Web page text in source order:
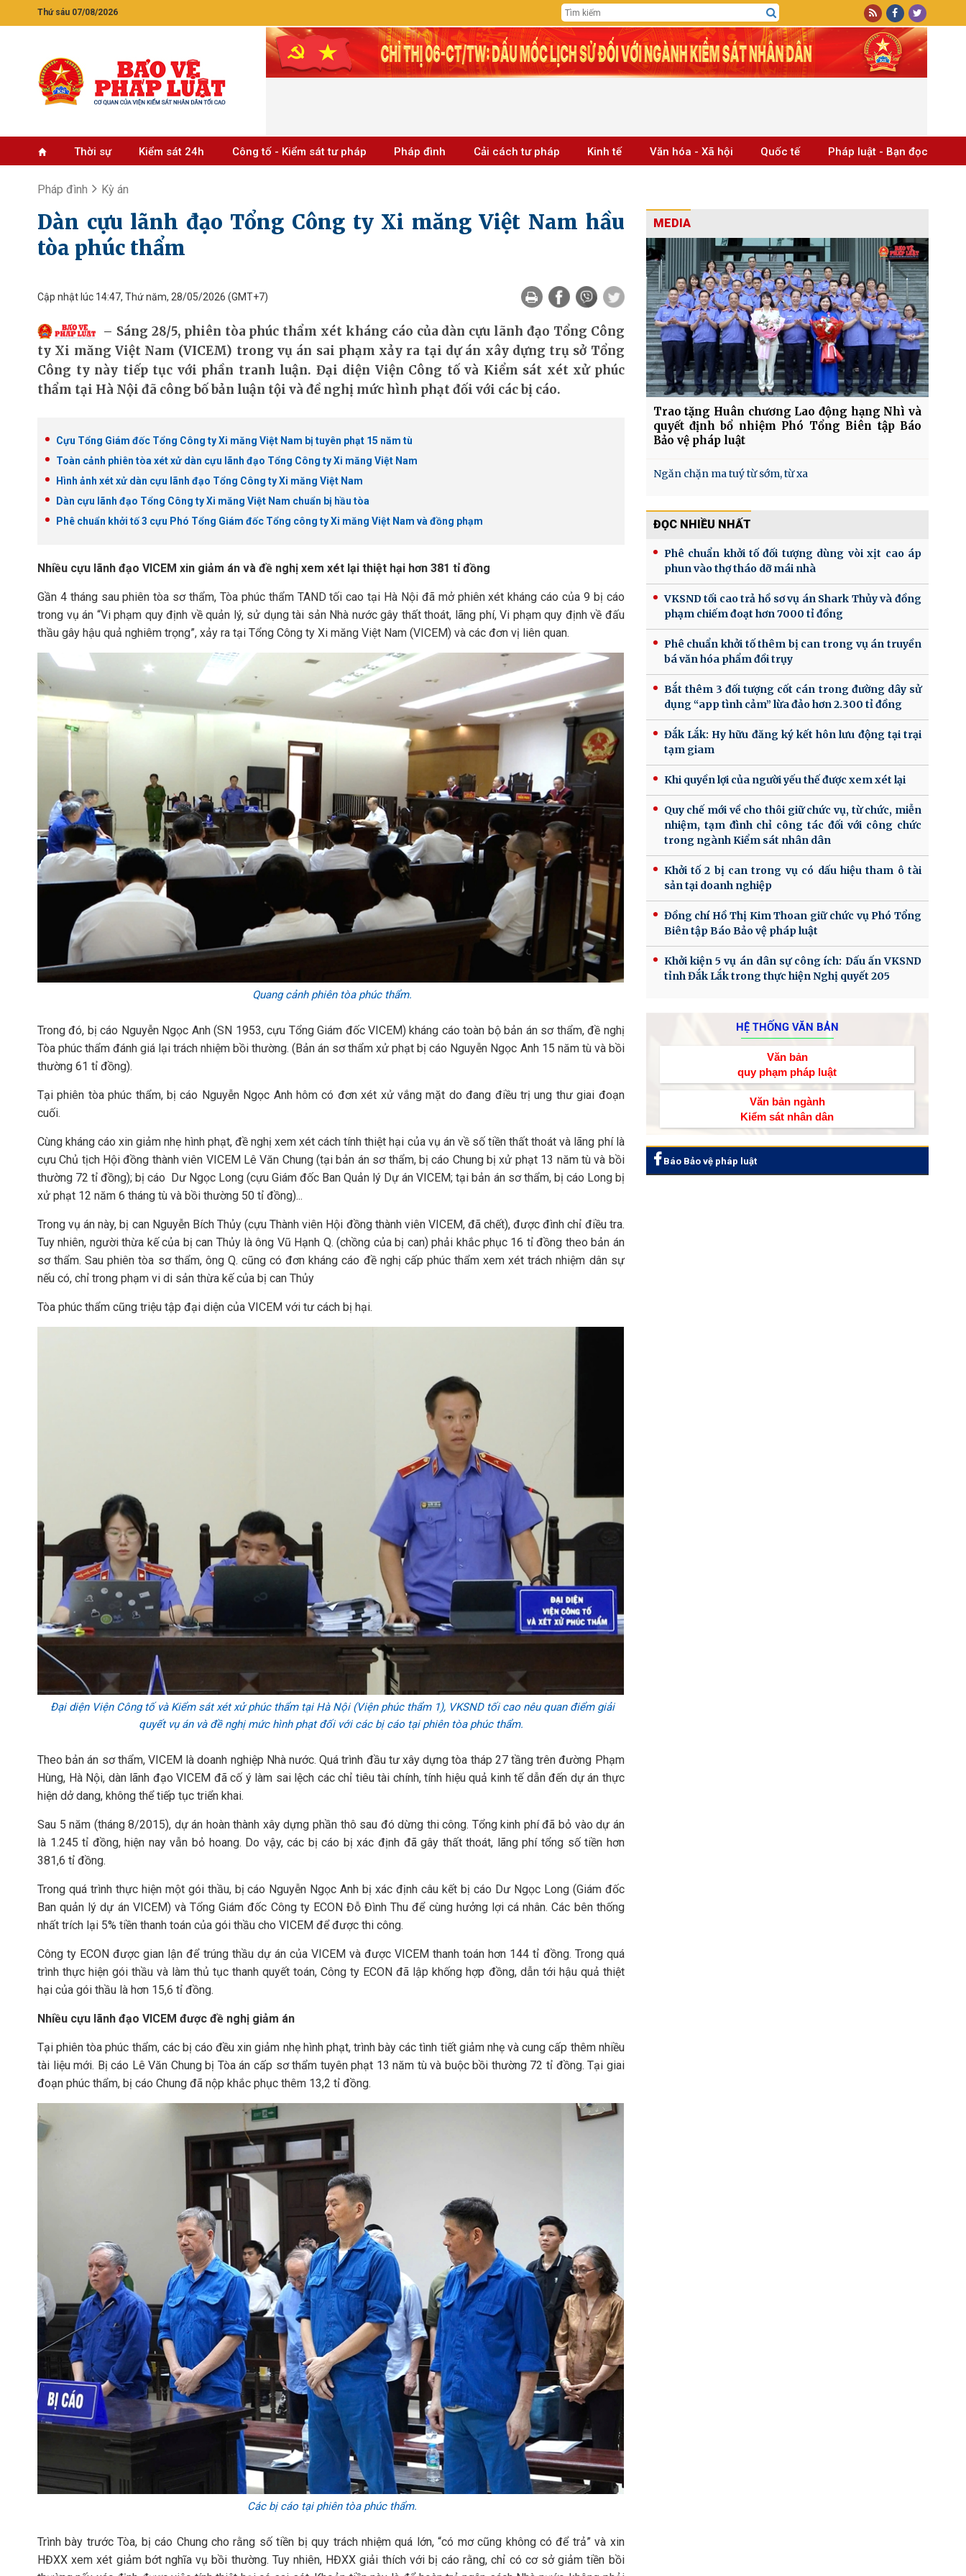
Thứ sáu 07/08/2026
Thời sự Kiểm sát 24h Công tố - Kiểm sát tư pháp Pháp đình Cải cách tư pháp Kinh tế Văn hóa - Xã hội Quốc tế Pháp luật - Bạn đọc
Pháp đình Kỳ án
Dàn cựu lãnh đạo Tổng Công ty Xi măng Việt Nam hầu
tòa phúc thẩm
Cập nhật lúc 14:47, Thứ năm, 28/05/2026 (GMT+7)
Sáng 28/5, phiên tòa phúc thẩm xét kháng cáo của dàn cựu lãnh đạo Tổng Công
ty Xi măng Việt Nam (VICEM) trong vụ án sai phạm xảy ra tại dự án xây dựng trụ sở Tổng
Công ty này tiếp tục với phần tranh luận. Đại diện Viện Công tố và Kiểm sát xét xử phúc
thẩm tại Hà Nội đã công bố bản luận tội và đề nghị mức hình phạt đối với các bị cáo.
Cựu Tổng Giám đốc Tổng Công ty Xi măng Việt Nam bị tuyên phạt 15 năm tù
Toàn cảnh phiên tòa xét xử dàn cựu lãnh đạo Tổng Công ty Xi măng Việt Nam
Hình ảnh xét xử dàn cựu lãnh đạo Tổng Công ty Xi măng Việt Nam
Dàn cựu lãnh đạo Tổng Công ty Xi măng Việt Nam chuẩn bị hầu tòa
Phê chuẩn khởi tố 3 cựu Phó Tổng Giám đốc Tổng công ty Xi măng Việt Nam và đồng phạm
Nhiều cựu lãnh đạo VICEM xin giảm án và đề nghị xem xét lại thiệt hại hơn 381 tỉ đồng
Gần 4 tháng sau phiên tòa sơ thẩm, Tòa phúc thẩm TAND tối cao tại Hà Nội đã mở phiên xét kháng cáo của 9 bị cáo
trong vụ án “Vi phạm quy định về quản lý, sử dụng tài sản Nhà nước gây thất thoát, lãng phí, Vi phạm quy định về đấu
thầu gây hậu quả nghiêm trọng”, xảy ra tại Tổng Công ty Xi măng Việt Nam (VICEM) và các đơn vị liên quan.
Quang cảnh phiên tòa phúc thẩm.
Trong đó, bị cáo Nguyễn Ngọc Anh (SN 1953, cựu Tổng Giám đốc VICEM) kháng cáo toàn bộ bản án sơ thẩm, đề nghị
Tòa phúc thẩm đánh giá lại trách nhiệm bồi thường. (Bản án sơ thẩm xử phạt bị cáo Nguyễn Ngọc Anh 15 năm tù và bồi
thường 61 tỉ đồng).
Tại phiên tòa phúc thẩm, bị cáo Nguyễn Ngọc Anh hôm có đơn xét xử vắng mặt do đang điều trị ung thư giai đoạn
cuối.
Cùng kháng cáo xin giảm nhẹ hình phạt, đề nghị xem xét cách tính thiệt hại của vụ án về số tiền thất thoát và lãng phí là
cựu Chủ tịch Hội đồng thành viên VICEM Lê Văn Chung (tại bản án sơ thẩm, bị cáo Chung bị xử phạt 13 năm tù và bồi
thường 72 tỉ đồng); bị cáo Dư Ngọc Long (cựu Giám đốc Ban Quản lý Dự án VICEM; tại bản án sơ thẩm, bị cáo Long bị
xử phạt 12 năm 6 tháng tù và bồi thường 50 tỉ đồng)...
Trong vụ án này, bị can Nguyễn Bích Thủy (cựu Thành viên Hội đồng thành viên VICEM, đã chết), được đình chỉ điều tra.
Tuy nhiên, người thừa kế của bị can Thủy là ông Vũ Hạnh Q. (chồng của bị can) phải khắc phục 16 tỉ đồng theo bản án
sơ thẩm. Sau phiên tòa sơ thẩm, ông Q. cũng có đơn kháng cáo đề nghị cấp phúc thẩm xem xét trách nhiệm dân sự
nếu có, chỉ trong phạm vi di sản thừa kế của bị can Thủy
Tòa phúc thẩm cũng triệu tập đại diện của VICEM với tư cách bị hại.
Đại diện Viện Công tố và Kiểm sát xét xử phúc thẩm tại Hà Nội (Viện phúc thẩm 1), VKSND tối cao nêu quan điểm giải
quyết vụ án và đề nghị mức hình phạt đối với các bị cáo tại phiên tòa phúc thẩm.
Theo bản án sơ thẩm, VICEM là doanh nghiệp Nhà nước. Quá trình đầu tư xây dựng tòa tháp 27 tầng trên đường Phạm
Hùng, Hà Nội, dàn lãnh đạo VICEM đã cố ý làm sai lệch các chỉ tiêu tài chính, tính hiệu quả kinh tế dẫn đến dự án thực
hiện dở dang, không thể tiếp tục triển khai.
Sau 5 năm (tháng 8/2015), dự án hoàn thành xây dựng phần thô sau đó dừng thi công. Tổng kinh phí đã bỏ vào dự án
là 1.245 tỉ đồng, hiện nay vẫn bỏ hoang. Do vậy, các bị cáo bị xác định đã gây thất thoát, lãng phí tổng số tiền hơn
381,6 tỉ đồng.
Trong quá trình thực hiện một gói thầu, bị cáo Nguyễn Ngọc Anh bị xác định câu kết bị cáo Dư Ngọc Long (Giám đốc
Ban quản lý dự án VICEM) và Tổng Giám đốc Công ty ECON Đỗ Đình Thu để cùng hưởng lợi cá nhân. Các bên thống
nhất trích lại 5% tiền thanh toán của gói thầu cho VICEM để được thi công.
Công ty ECON được gian lận để trúng thầu dự án của VICEM và được VICEM thanh toán hơn 144 tỉ đồng. Trong quá
trình thực hiện gói thầu và làm thủ tục thanh quyết toán, Công ty ECON đã lập khống hợp đồng, dẫn tới hậu quả thiệt
hại của gói thầu là hơn 15,6 tỉ đồng.
Nhiều cựu lãnh đạo VICEM được đề nghị giảm án
Tại phiên tòa phúc thẩm, các bị cáo đều xin giảm nhẹ hình phạt, trình bày các tình tiết giảm nhẹ và cung cấp thêm nhiều
tài liệu mới. Bị cáo Lê Văn Chung bị Tòa án cấp sơ thẩm tuyên phạt 13 năm tù và buộc bồi thường 72 tỉ đồng. Tại giai
đoạn phúc thẩm, bị cáo Chung đã nộp khắc phục thêm 13,2 tỉ đồng.
Các bị cáo tại phiên tòa phúc thẩm.
Trình bày trước Tòa, bị cáo Chung cho rằng số tiền bị quy trách nhiệm quá lớn, “có mơ cũng không có để trả” và xin
HĐXX xem xét giảm bớt nghĩa vụ bồi thường. Tuy nhiên, HĐXX giải thích với bị cáo rằng, chỉ có cơ sở giảm tiền bồi
MEDIA
Trao tặng Huân chương Lao động hạng Nhì và
quyết định bổ nhiệm Phó Tổng Biên tập Báo
Bảo vệ pháp luật
Ngăn chặn ma tuý từ sớm, từ xa
ĐỌC NHIỀU NHẤT
Phê chuẩn khởi tố đối tượng dùng vòi xịt cao áp
phun vào thợ tháo dỡ mái nhà
VKSND tối cao trả hồ sơ vụ án Shark Thủy và đồng
phạm chiếm đoạt hơn 7000 tỉ đồng
Phê chuẩn khởi tố thêm bị can trong vụ án truyền
bá văn hóa phẩm đồi trụy
Bắt thêm 3 đối tượng cốt cán trong đường dây sử
dụng “app tình cảm” lừa đảo hơn 2.300 tỉ đồng
Đắk Lắk: Hy hữu đăng ký kết hôn lưu động tại trại
tạm giam
Khi quyền lợi của người yếu thế được xem xét lại
Quy chế mới về cho thôi giữ chức vụ, từ chức, miễn
nhiệm, tạm đình chỉ công tác đối với công chức
trong ngành Kiểm sát nhân dân
Khởi tố 2 bị can trong vụ có dấu hiệu tham ô tài
sản tại doanh nghiệp
Đồng chí Hồ Thị Kim Thoan giữ chức vụ Phó Tổng
Biên tập Báo Bảo vệ pháp luật
Khởi kiện 5 vụ án dân sự công ích: Dấu ấn VKSND
tỉnh Đắk Lắk trong thực hiện Nghị quyết 205
HỆ THỐNG VĂN BẢN
Văn bản
quy phạm pháp luật
Văn bản ngành
Kiểm sát nhân dân
Báo Bảo vệ pháp luật